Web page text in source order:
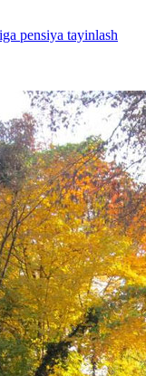
pensiya tayinlash